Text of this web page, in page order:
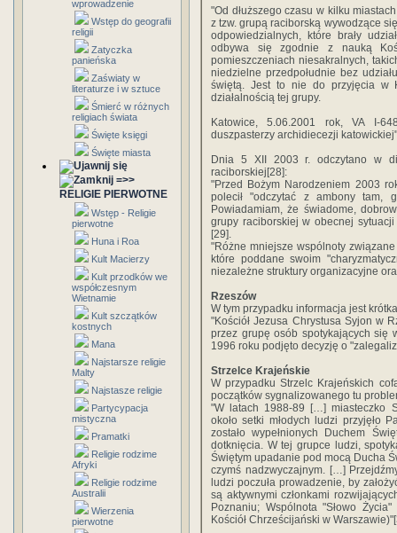
wprowadzenie
Wstęp do geografii
religii
Zatyczka
panieńska
Zaświaty w
literaturze i w sztuce
Śmierć w różnych
religiach świata
Święte księgi
Święte miasta
=>>
RELIGIE PIERWOTNE
Wstęp - Religie
pierwotne
Huna i Roa
Kult Macierzy
Kult przodków we
współczesnym
Wietnamie
Kult szczątków
kostnych
Mana
Najstarsze religie
Malty
Najstasze religie
Partycypacja
mistyczna
Pramatki
Religie rodzime
Afryki
Religie rodzime
Australii
Wierzenia
pierwotne
"Od dłuższego czasu w kilku
z tzw. grupą raciborską wywodzące
odpowiedzialnych, które brały
odbywa się zgodnie z nauką
pomieszczeniach niesakralnych,
niedzielne przedpołudnie bez
świętą. Jest to nie do przyjęcia w
działalnością tej grupy.
Katowice, 5.06.2001 rok, VA I-
duszpasterzy archidiecezji
Dnia 5 XII 2003 r. odczytano w
raciborskiej[28]:
"Przed Bożym Narodzeniem 2003
polecił "odczytać z ambony tam,
Powiadamiam, że świadome,
grupy raciborskiej w obecnej
[29].
"Różne mniejsze wspólnoty
które poddane swoim
niezależne struktury organizacyjne
Rzeszów
W tym przypadku informacja jest
"Kościół Jezusa Chrystusa Syjon w
przez grupę osób spotykających się
1996 roku podjęto decyzję o
Strzelce Krajeńskie
W przypadku Strzelc Krajeńskich
początków sygnalizowanego tu
"W latach 1988-89 […] miasteczko
około setki młodych ludzi przyjęło
zostało wypełnionych Duchem
dotknięcia. W tej grupce ludzi,
Świętym upadanie pod mocą Ducha
czymś nadzwyczajnym. […]
ludzi poczuła prowadzenie, by
są aktywnymi członkami
Poznaniu; Wspólnota "Słowo
Kościół Chrześcijański w